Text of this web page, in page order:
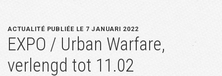
ACTUALITÉ PUBLIÉE LE 7 JANUARI 2022
EXPO / Urban Warfare,
verlengd tot 11.02